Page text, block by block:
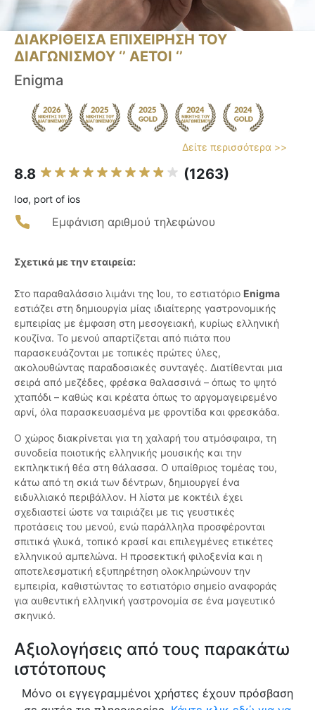
ΔΙΑΚΡΙΘΕΙΣΑ ΕΠΙΧΕΙΡΗΣΗ ΤΟΥ
ΔΙΑΓΩΝΙΣΜΟΥ ‘’ ΑΕΤΟΙ ‘’
Enigma
Δείτε περισσότερα >>
8.8 (1263)
Ιοσ, port of ios
Εμφάνιση αριθμού τηλεφώνου
Σχετικά με την εταιρεία:
Στο παραθαλάσσιο λιμάνι της Ίου, το εστιατόριο Enigma
εστιάζει στη δημιουργία μίας ιδιαίτερης γαστρονομικής
εμπειρίας με έμφαση στη μεσογειακή, κυρίως ελληνική
κουζίνα. Το μενού απαρτίζεται από πιάτα που
παρασκευάζονται με τοπικές πρώτες ύλες,
ακολουθώντας παραδοσιακές συνταγές. Διατίθενται μια
σειρά από μεζέδες, φρέσκα θαλασσινά – όπως το ψητό
χταπόδι – καθώς και κρέατα όπως το αργομαγειρεμένο
αρνί, όλα παρασκευασμένα με φροντίδα και φρεσκάδα.
Ο χώρος διακρίνεται για τη χαλαρή του ατμόσφαιρα, τη
συνοδεία ποιοτικής ελληνικής μουσικής και την
εκπληκτική θέα στη θάλασσα. Ο υπαίθριος τομέας του,
κάτω από τη σκιά των δέντρων, δημιουργεί ένα
ειδυλλιακό περιβάλλον. Η λίστα με κοκτέιλ έχει
σχεδιαστεί ώστε να ταιριάζει με τις γευστικές
προτάσεις του μενού, ενώ παράλληλα προσφέρονται
σπιτικά γλυκά, τοπικό κρασί και επιλεγμένες ετικέτες
ελληνικού αμπελώνα. Η προσεκτική φιλοξενία και η
αποτελεσματική εξυπηρέτηση ολοκληρώνουν την
εμπειρία, καθιστώντας το εστιατόριο σημείο αναφοράς
για αυθεντική ελληνική γαστρονομία σε ένα μαγευτικό
σκηνικό.
Αξιολογήσεις από τους παρακάτω
ιστότοπους
Μόνο οι εγγεγραμμένοι χρήστες έχουν πρόσβαση